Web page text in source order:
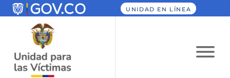
UNIDAD EN LÍNEA